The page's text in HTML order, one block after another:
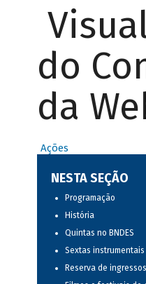
do
da
Ações
NESTA SEÇÃO
Programação
História
Quintas no BNDES
Sextas instrumentais
Reserva de ingressos